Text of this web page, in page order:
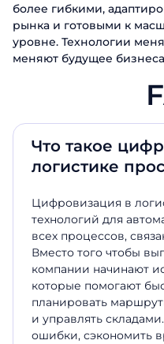
более гибкими,
рынка и готовыми к
уровне. Технологии
меняют будущее
Что такое
логистике
Цифровизация в
технологий для
всех процессов,
Вместо того чтобы
компании начинают
которые помогают
планировать
и управлять
ошибки, сэкономить